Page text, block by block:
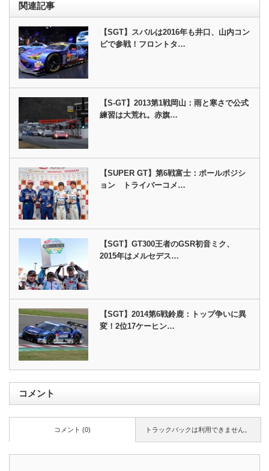
関連記事
【SGT】スバルは2016年も井口、山内コン
ビで参戦！フロントタ…
【S-GT】2013第1戦岡山：雨と寒さで公式
練習は大荒れ。赤旗…
【SUPER GT】第6戦富士：ポールポジシ
ョン トライバーコメ…
【SGT】GT300王者のGSR初音ミク、
2015年はメルセデス…
【SGT】2014第6戦鈴鹿：トップ争いに異
変！2位17ケーヒン…
コメント
トラックバックは利用できません。
コメント (0)